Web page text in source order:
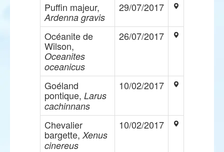
Puffin majeur,
Ardenna gravis
29/07/2017
Océanite de
Wilson,
Oceanites
oceanicus
26/07/2017
Goéland
pontique, Larus
cachinnans
10/02/2017
Chevalier
bargette, Xenus
cinereus
10/02/2017